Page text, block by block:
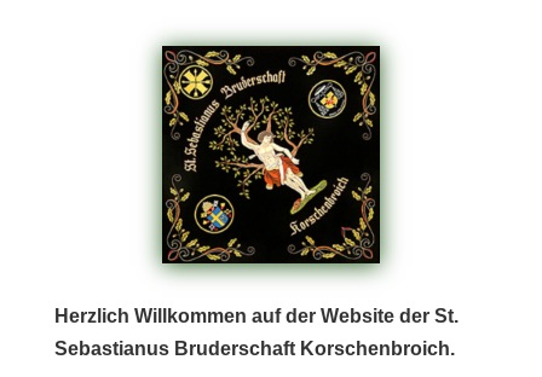
Herzlich Willkommen auf der Website der St.
Sebastianus Bruderschaft Korschenbroich.